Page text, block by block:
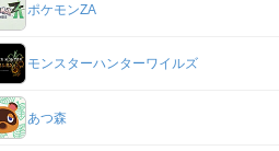
ポケモンZA
モンスターハンターワイルズ
あつ森